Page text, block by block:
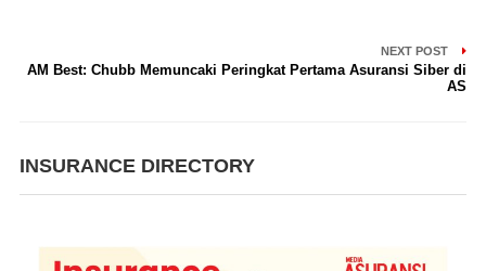
NEXT POST
AM Best: Chubb Memuncaki Peringkat Pertama Asuransi Siber di
AS
INSURANCE DIRECTORY